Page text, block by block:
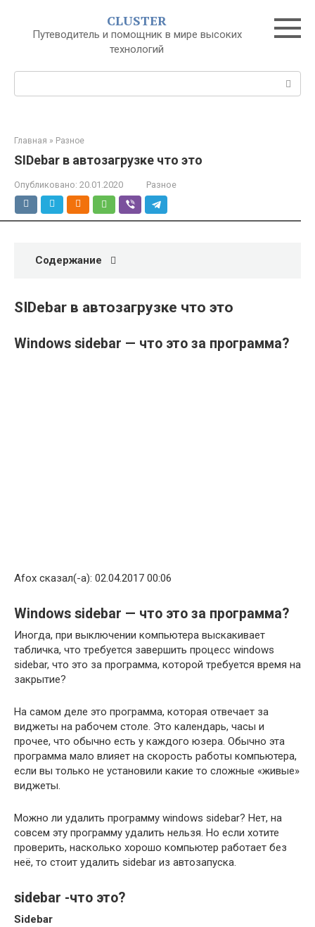
контенту
CLUSTER
Путеводитель и помощник в мире высоких
технологий
Главная » Разное
SIDebar в автозагрузке что это
Опубликовано: 20.01.2020 Разное
Содержание
SIDebar в автозагрузке что это
Windows sidebar — что это за программа?
Afox сказал(-а): 02.04.2017 00:06
Windows sidebar — что это за программа?
Иногда, при выключении компьютера выскакивает
табличка, что требуется завершить процесс windows
sidebar, что это за программа, которой требуется время на
закрытие?
На самом деле это программа, которая отвечает за
виджеты на рабочем столе. Это календарь, часы и
прочее, что обычно есть у каждого юзера. Обычно эта
программа мало влияет на скорость работы компьютера,
если вы только не установили какие то сложные «живые»
виджеты.
Можно ли удалить программу windows sidebar? Нет, на
совсем эту программу удалить нельзя. Но если хотите
проверить, насколько хорошо компьютер работает без
неё, то стоит удалить sidebar из автозапуска.
sidebar -что это?
Sidebar